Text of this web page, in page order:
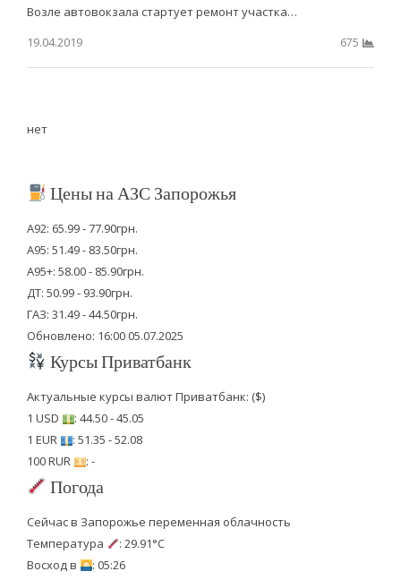
Возле автовокзала стартует ремонт участка…
19.04.2019
675
нет
Цены на АЗС Запорожья
А92: 65.99 - 77.90грн.
А95: 51.49 - 83.50грн.
А95+: 58.00 - 85.90грн.
ДТ: 50.99 - 93.90грн.
ГАЗ: 31.49 - 44.50грн.
Обновлено: 16:00 05.07.2025
Курсы Приватбанк
Актуальные курсы валют Приватбанк: ($)
1 USD
: 44.50 - 45.05
1 EUR
: 51.35 - 52.08
100 RUR
: -
Погода
Сейчас в Запорожье переменная облачность
Температура
: 29.91°C
Восход в
: 05:26